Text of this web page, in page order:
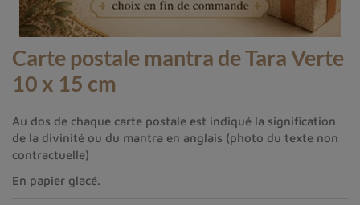
Carte postale mantra de Tara Verte
10 x 15 cm
Au dos de chaque carte postale est indiqué la signification
de la divinité ou du mantra en anglais (photo du texte non
contractuelle)
En papier glacé.